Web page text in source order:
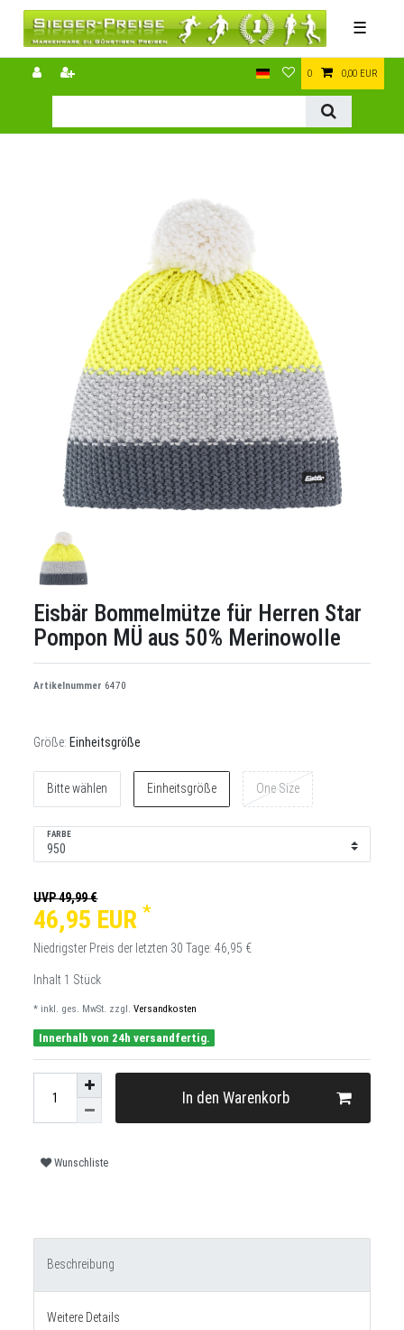
☰
0 0,00 EUR
Eisbär Bommelmütze für Herren Star
Pompon MÜ aus 50% Merinowolle
Artikelnummer 6470
Größe: Einheitsgröße
Bitte wählen Einheitsgröße One Size
FARBE
UVP 49,99 €
46,95 EUR *
Niedrigster Preis der letzten 30 Tage:46,95 €
Inhalt 1 Stück
* inkl. ges. MwSt. zzgl. Versandkosten
Innerhalb von 24h versandfertig.
In den Warenkorb
Wunschliste
Beschreibung
Weitere Details